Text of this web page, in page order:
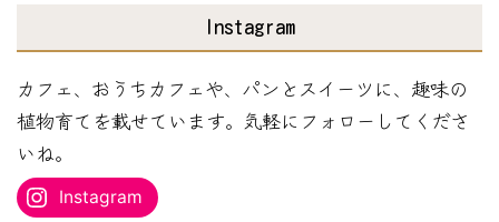
ス
を
入
力...
Instagram
カフェ、おうちカフェや、パンとスイーツに、趣味の
植物育てを載せています。気軽にフォローしてくださ
いね。
Instagram